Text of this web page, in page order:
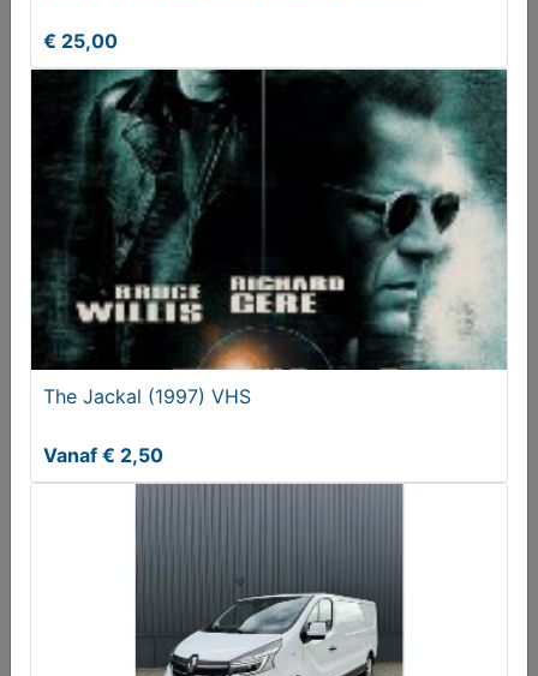
Hörmann Sleutelschakelaar
€ 35,00
€ 25,00
The Jackal (1997) VHS
Vanaf € 2,50